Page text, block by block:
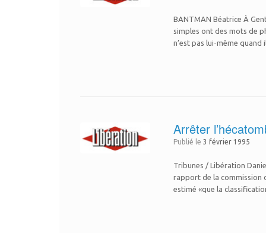
BANTMAN Béatrice À
simples ont des mots de
n’est pas lui-même
Arrêter
Publié le3 février 1995
Tribunes / Libération
rapport de la commission
estimé «que la